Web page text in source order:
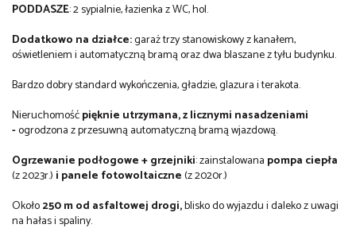
PODDASZE: 2 sypialnie, łazienka z WC, hol.
Dodatkowo na działce:garaż trzy stanowiskowy z kanałem,
oświetleniem i automatyczną bramą oraz dwa blaszane z tyłu budynku.
Bardzo dobry standard wykończenia, gładzie, glazura i terakota.
Nieruchomośćpięknie utrzymana, z licznymi nasadzeniami
-ogrodzona z przesuwną automatyczną bramą wjazdową.
Ogrzewanie podłogowe + grzejniki: zainstalowana pompa ciepła
(z 2023r.) i panele fotowoltaiczne(z 2020r.)
Około250 m od asfaltowej drogi,blisko do wyjazdu i daleko z uwagi
na hałas i spaliny.